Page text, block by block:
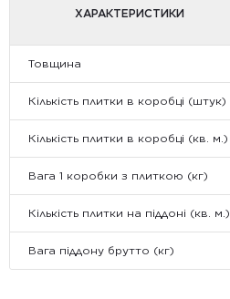
ХАРАКТЕРИСТИКИ
Товщина
Кількість плитки в коробці (штук)
Кількість плитки в коробці (кв. м.)
Вага 1 коробки з плиткою (кг)
Кількість плитки на піддоні (кв. м.)
Вага піддону брутто (кг)